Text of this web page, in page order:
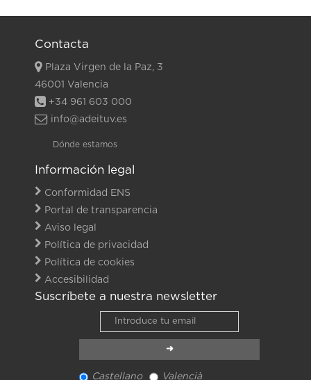
Contacta
Plaza Virgen de la Paz, 3
46001 Valencia
+34 961 603 000
info@adeituv.es
Dónde estamos
Información legal
Conformidad ENS
Portal de transparencia
Aviso legal
Política de privacidad
Política de cookies
Accesibilidad
Suscríbete a nuestra newsletter
Castellano Valencià